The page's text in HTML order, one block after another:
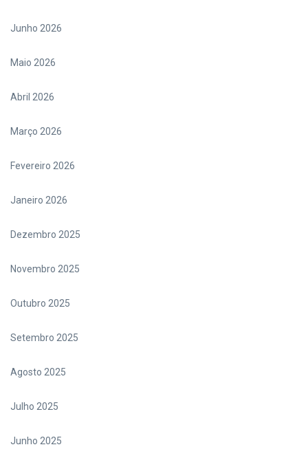
Junho 2026
Maio 2026
Abril 2026
Março 2026
Fevereiro 2026
Janeiro 2026
Dezembro 2025
Novembro 2025
Outubro 2025
Setembro 2025
Agosto 2025
Julho 2025
Junho 2025